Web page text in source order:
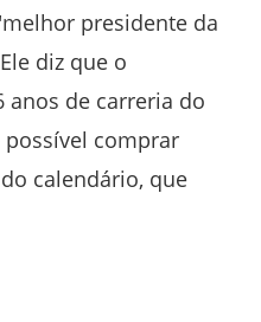
presidente da
diz que o
anos de carreria do
possível comprar
calendário, que